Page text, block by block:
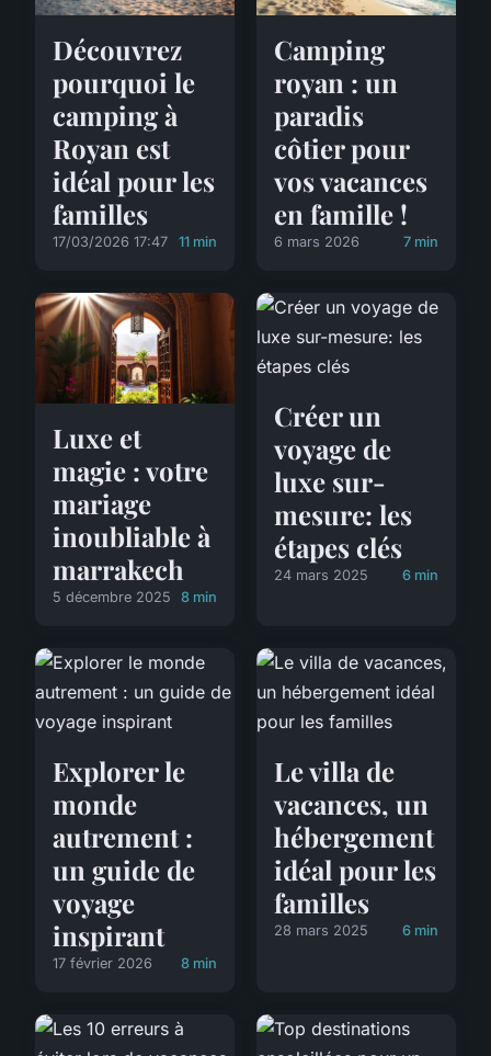
Découvrez
pourquoi le
camping à
Royan est
idéal pour les
familles
17/03/2026 17:47 11 min
Camping
royan : un
paradis
côtier pour
vos vacances
en famille !
6 mars 2026 7 min
Luxe et
magie : votre
mariage
inoubliable à
marrakech
5 décembre 2025 8 min
Créer un
voyage de
luxe sur-
mesure: les
étapes clés
24 mars 2025 6 min
Explorer le
monde
autrement :
un guide de
voyage
inspirant
17 février 2026 8 min
Le villa de
vacances, un
hébergement
idéal pour les
familles
28 mars 2025 6 min